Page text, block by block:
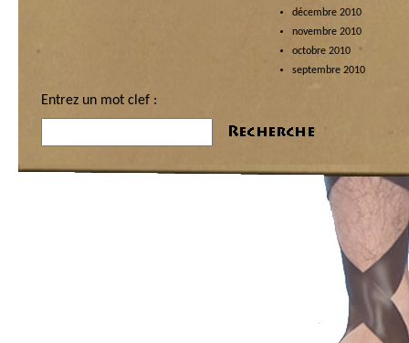
décembre 2010
novembre 2010
octobre 2010
septembre 2010
Entrez un mot clef :